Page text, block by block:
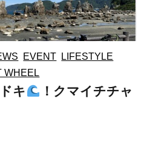
EVENT
LIFESTYLE
WHEEL
キ
！クマイチチャ